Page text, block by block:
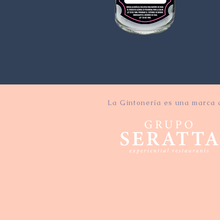
La Gintonería es una marca